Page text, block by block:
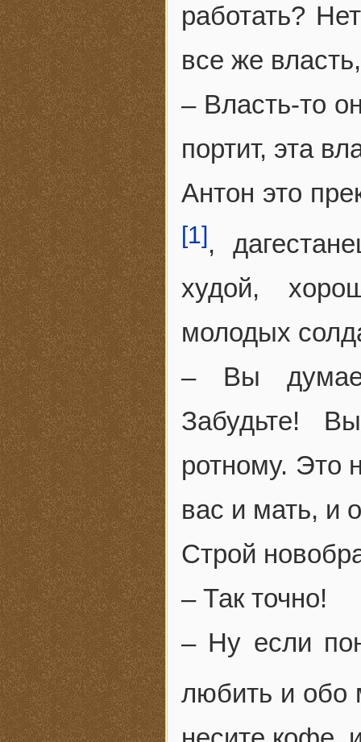
работать?
все же
– Власть-то
портит, эта
Антон это
[1],
худой,
молодых
– Вы
Забудьте!
ротному. Это
вас и мать, и
Строй
– Так точно!
– Ну если
любить и обо